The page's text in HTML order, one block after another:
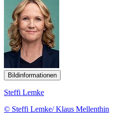
Bildinformationen
Steffi Lemke
© Steffi Lemke/ Klaus Mellenthin